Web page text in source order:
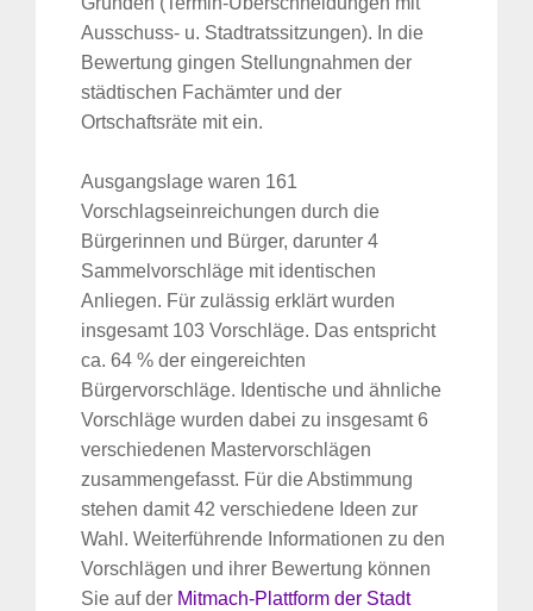
Ausschuss- u. Stadtratssitzungen). In die
Bewertung gingen Stellungnahmen der
städtischen Fachämter und der
Ortschaftsräte mit ein.
Ausgangslage waren 161
Vorschlagseinreichungen durch die
Bürgerinnen und Bürger, darunter 4
Sammelvorschläge mit identischen
Anliegen. Für zulässig erklärt wurden
insgesamt 103 Vorschläge. Das entspricht
ca. 64 % der eingereichten
Bürgervorschläge. Identische und ähnliche
Vorschläge wurden dabei zu insgesamt 6
verschiedenen Mastervorschlägen
zusammengefasst. Für die Abstimmung
stehen damit 42 verschiedene Ideen zur
Wahl. Weiterführende Informationen zu den
Vorschlägen und ihrer Bewertung können
Sie auf der Mitmach-Plattform der Stadt